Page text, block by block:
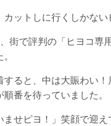
カットしに行くしかない
街で評判の「ヒヨコ専
すると、中は大賑わい
番を待っていました。
ませピヨ！」笑顔で迎